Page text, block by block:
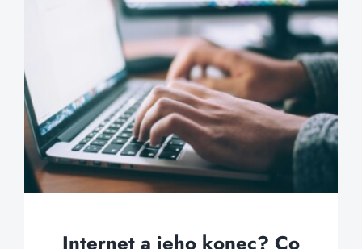
Internet a jeho konec? Co